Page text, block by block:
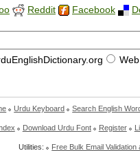
Reddit Facebook
Web
Urdu Keyboard Search English
Download Urdu Font Register
Utilities: Free Bulk Email